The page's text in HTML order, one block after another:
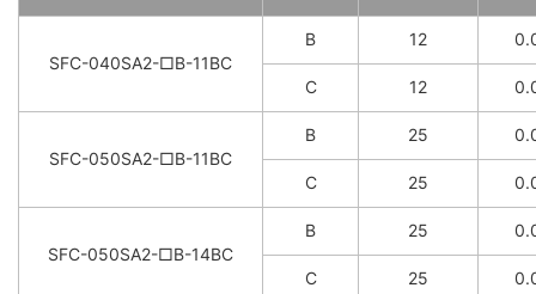
SFC-040SA2-□B-11BC
B 12
C 12
SFC-050SA2-□B-11BC
B 25
C 25
SFC-050SA2-□B-14BC
B 25
C 25